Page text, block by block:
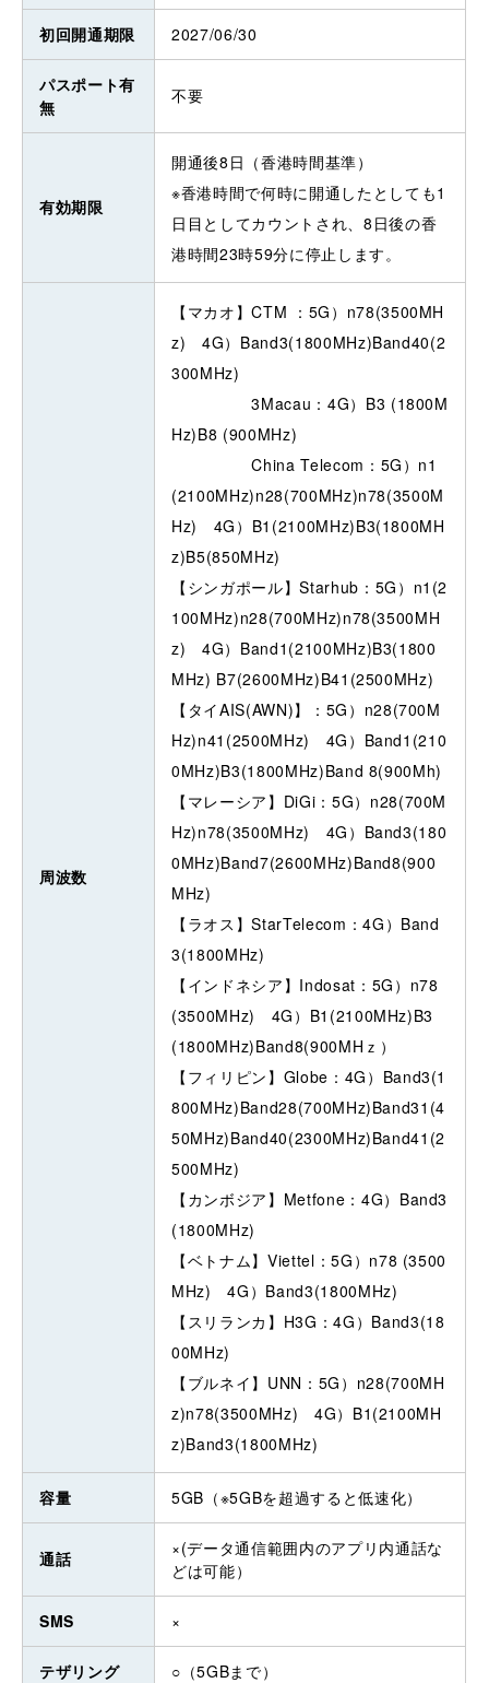
初回開通期限 2027/06/30
パスポート有
無
不要
有効期限
開通後8日（香港時間基準）
※香港時間で何時に開通したとしても1
日目としてカウントされ、8日後の香
港時間23時59分に停止します。
周波数
【マカオ】CTM ：5G）n78(3500MH
z) 4G）Band3(1800MHz)Band40(2
300MHz)
3Macau：4G）B3 (1800M
Hz)B8 (900MHz)
China Telecom：5G）n1
(2100MHz)n28(700MHz)n78(3500M
Hz) 4G）B1(2100MHz)B3(1800MH
z)B5(850MHz)
【シンガポール】Starhub：5G）n1(2
100MHz)n28(700MHz)n78(3500MH
z) 4G）Band1(2100MHz)B3(1800
MHz) B7(2600MHz)B41(2500MHz)
【タイAIS(AWN)】：5G）n28(700M
Hz)n41(2500MHz) 4G）Band1(210
0MHz)B3(1800MHz)Band 8(900Mh)
【マレーシア】DiGi：5G）n28(700M
Hz)n78(3500MHz) 4G）Band3(180
0MHz)Band7(2600MHz)Band8(900
MHz)
【ラオス】StarTelecom：4G）Band
3(1800MHz)
【インドネシア】Indosat：5G）n78
(3500MHz) 4G）B1(2100MHz)B3
(1800MHz)Band8(900MHｚ）
【フィリピン】Globe：4G）Band3(1
800MHz)Band28(700MHz)Band31(4
50MHz)Band40(2300MHz)Band41(2
500MHz)
【カンボジア】Metfone：4G）Band3
(1800MHz)
【ベトナム】Viettel：5G）n78 (3500
MHz) 4G）Band3(1800MHz)
【スリランカ】H3G：4G）Band3(18
00MHz)
【ブルネイ】UNN：5G）n28(700MH
z)n78(3500MHz) 4G）B1(2100MH
z)Band3(1800MHz)
容量 5GB（※5GBを超過すると低速化）
通話
×(データ通信範囲内のアプリ内通話な
どは可能）
SMS ×
テザリング ○（5GBまで）